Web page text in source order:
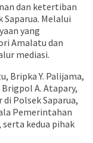
dan ketertiban
Melalui
yang
Amalatu dan
mediasi.
Bripka Y. Palijama,
A. Atapary,
Polsek Saparua,
Pemerintahan
kedua pihak